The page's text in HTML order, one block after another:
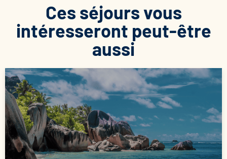
Ces séjours vous
intéresseront peut-être
aussi